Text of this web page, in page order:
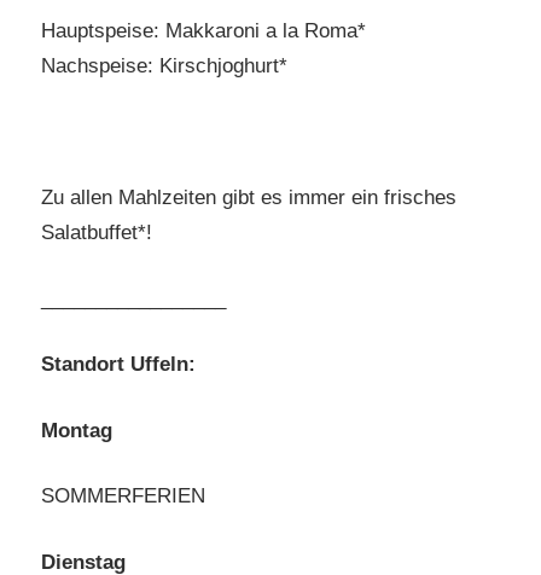
Hauptspeise: Makkaroni a la Roma*
Nachspeise: Kirschjoghurt*
Zu allen Mahlzeiten gibt es immer ein frisches
Salatbuffet*!
Standort Uffeln:
Montag
SOMMERFERIEN
Dienstag